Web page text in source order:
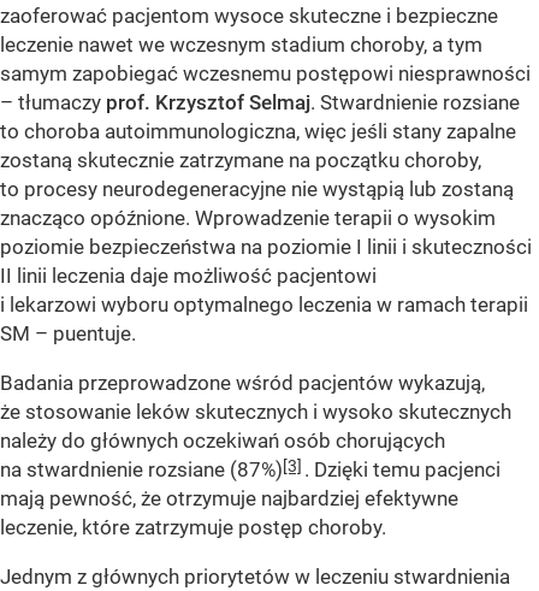
zaoferować pacjentom wysoce skuteczne i bezpieczne
leczenie nawet we wczesnym stadium choroby, a tym
samym zapobiegać wczesnemu postępowi niesprawności
– tłumaczy prof. Krzysztof Selmaj. Stwardnienie rozsiane
to choroba autoimmunologiczna, więc jeśli stany zapalne
zostaną skutecznie zatrzymane na początku choroby,
to procesy neurodegeneracyjne nie wystąpią lub zostaną
znacząco opóźnione. Wprowadzenie terapii o wysokim
poziomie bezpieczeństwa na poziomie I linii i skuteczności
II linii leczenia daje możliwość pacjentowi
i lekarzowi wyboru optymalnego leczenia w ramach terapii
SM – puentuje.
Badania przeprowadzone wśród pacjentów wykazują,
że stosowanie leków skutecznych i wysoko skutecznych
należy do głównych oczekiwań osób chorujących
na stwardnienie rozsiane (87%)[3] . Dzięki temu pacjenci
mają pewność, że otrzymuje najbardziej efektywne
leczenie, które zatrzymuje postęp choroby.
Jednym z głównych priorytetów w leczeniu stwardnienia